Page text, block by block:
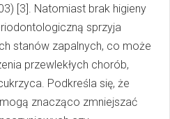
[3]. Natomiast brak higieny
sprzyja
stanów zapalnych, co może
przewlekłych chorób,
Podkreśla się, że
znacząco zmniejszać